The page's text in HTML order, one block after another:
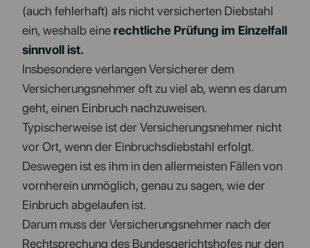
(auch fehlerhaft) als nicht versicherten Diebstahl
ein, weshalb einerechtliche Prüfung im Einzelfall
sinnvoll ist.
Insbesondere verlangen Versicherer dem
Versicherungsnehmer oft zu viel ab, wenn es darum
geht, einen Einbruch nachzuweisen.
Typischerweise ist der Versicherungsnehmer nicht
vor Ort, wenn der Einbruchsdiebstahl erfolgt.
Deswegen ist es ihm in den allermeisten Fällen von
vornherein unmöglich, genau zu sagen, wie der
Einbruch abgelaufen ist.
Darum muss der Versicherungsnehmer nach der
Rechtsprechung des Bundesgerichtshofes nur den